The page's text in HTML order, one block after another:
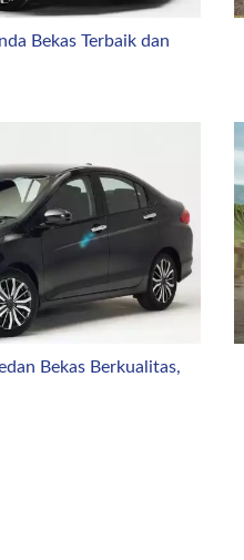
Bekas Terbaik dan
Bekas Berkualitas,